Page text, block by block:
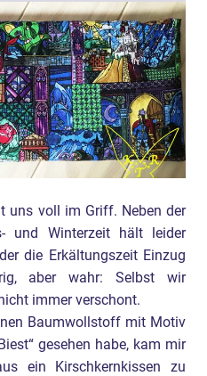
uns voll im Griff. Neben der
und Winterzeit hält leider
die Erkältungszeit Einzug
aber wahr: Selbst wir
immer verschont.
Baumwollstoff mit Motiv
gesehen habe, kam mir
ein Kirschkernkissen zu